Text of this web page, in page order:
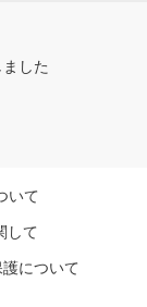
した
いて
して
について